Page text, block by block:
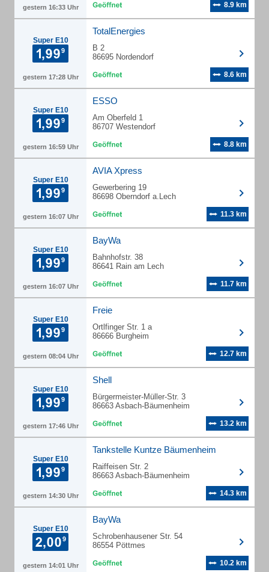
gestern 16:33 Uhr 8.9 km
Super E10
gestern 17:28 Uhr
TotalEnergies
B 2
86695 Nordendorf
8.6 km
Super E10
gestern 16:59 Uhr
ESSO
Am Oberfeld 1
86707 Westendorf
8.8 km
Super E10
gestern 16:07 Uhr
AVIA Xpress
Gewerbering 19
86698 Oberndorf a.Lech
11.3 km
Super E10
gestern 16:07 Uhr
BayWa
Bahnhofstr. 38
86641 Rain am Lech
11.7 km
Super E10
gestern 08:04 Uhr
Freie
Ortlfinger Str. 1 a
86666 Burgheim
12.7 km
Super E10
gestern 17:46 Uhr
Shell
Bürgermeister-Müller-Str. 3
86663 Asbach-Bäumenheim
13.2 km
Super E10
gestern 14:30 Uhr
Tankstelle Kuntze Bäumenheim
Raiffeisen Str. 2
86663 Asbach-Bäumenheim
14.3 km
Super E10
gestern 14:01 Uhr
BayWa
Schrobenhausener Str. 54
86554 Pöttmes
10.2 km